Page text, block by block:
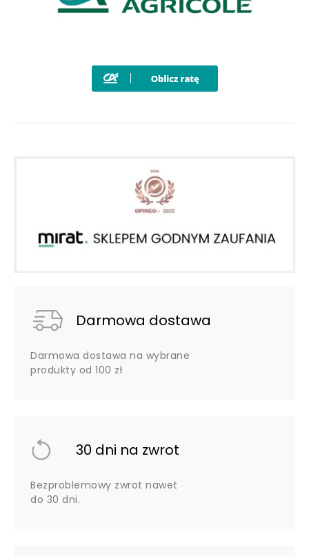
Darmowa dostawa
Darmowa dostawa na wybrane
produkty od 100 zł
30 dni na zwrot
Bezproblemowy zwrot nawet
do 30 dni.